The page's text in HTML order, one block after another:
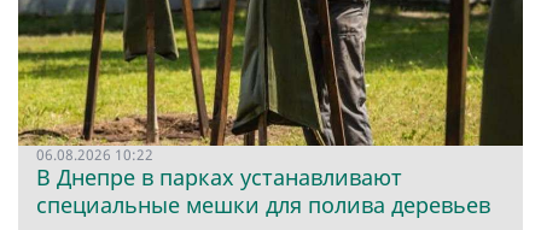
06.08.2026 10:22
В Днепре в парках устанавливают
специальные мешки для полива деревьев